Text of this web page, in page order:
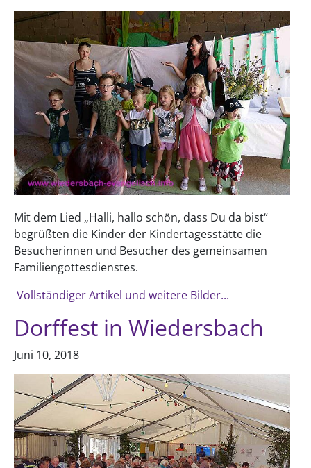
Mit dem Lied „Halli, hallo schön, dass Du da bist“
begrüßten die Kinder der Kindertagesstätte die
Besucherinnen und Besucher des gemeinsamen
Familiengottesdienstes.
Vollständiger Artikel und weitere Bilder...
Dorffest in Wiedersbach
Juni 10, 2018